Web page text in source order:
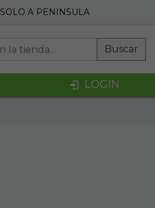
A PENINSULA
Buscar
LOGIN